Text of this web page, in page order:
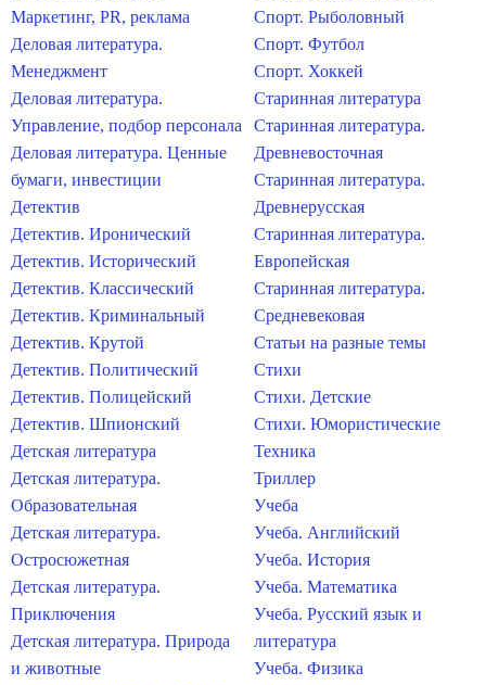
Маркетинг, PR, реклама
Деловая литература.
Менеджмент
Деловая литература.
Управление, подбор персонала
Деловая литература. Ценные
бумаги, инвестиции
Детектив
Детектив. Иронический
Детектив. Исторический
Детектив. Классический
Детектив. Криминальный
Детектив. Крутой
Детектив. Политический
Детектив. Полицейский
Детектив. Шпионский
Детская литература
Детская литература.
Образовательная
Детская литература.
Остросюжетная
Детская литература.
Приключения
Детская литература. Природа
и животные
Спорт. Рыболовный
Спорт. Футбол
Спорт. Хоккей
Старинная литература
Старинная литература.
Древневосточная
Старинная литература.
Древнерусская
Старинная литература.
Европейская
Старинная литература.
Средневековая
Статьи на разные темы
Стихи
Стихи. Детские
Стихи. Юмористические
Техника
Триллер
Учеба
Учеба. Английский
Учеба. История
Учеба. Математика
Учеба. Русский язык и
литература
Учеба. Физика